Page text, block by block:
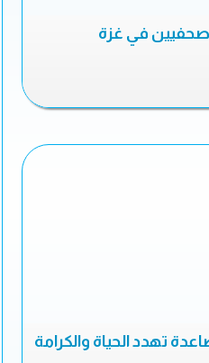
في غزة
تهدد الحياة والكرامة